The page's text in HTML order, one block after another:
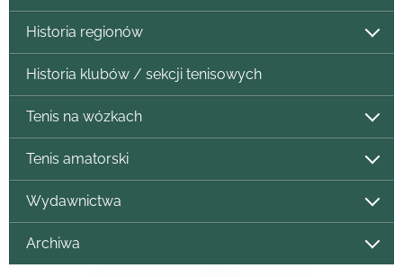
Historia regionów
Historia klubów / sekcji tenisowych
Tenis na wózkach
Tenis amatorski
Wydawnictwa
Archiwa